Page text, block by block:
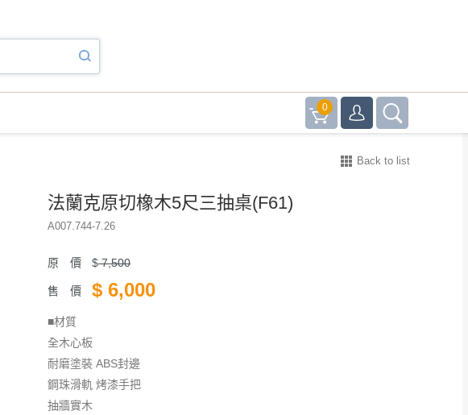
0
Back to list
法蘭克原切橡木5尺三抽桌(F61)
A007.744-7.26
原 價 $7,500
售 價 $ 6,000
■材質
全木心板
耐磨塗裝 ABS封邊
鋼珠滑軌 烤漆手把
抽牆實木